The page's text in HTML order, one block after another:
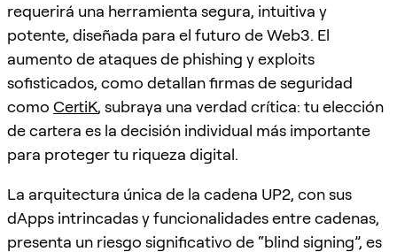
requerirá una herramienta segura, intuitiva y
potente, diseñada para el futuro de Web3. El
aumento de ataques de phishing y exploits
sofisticados, como detallan firmas de seguridad
como CertiK, subraya una verdad crítica: tu elección
de cartera es la decisión individual más importante
para proteger tu riqueza digital.
La arquitectura única de la cadena UP2, con sus
dApps intrincadas y funcionalidades entre cadenas,
presenta un riesgo significativo de “blind signing”, es